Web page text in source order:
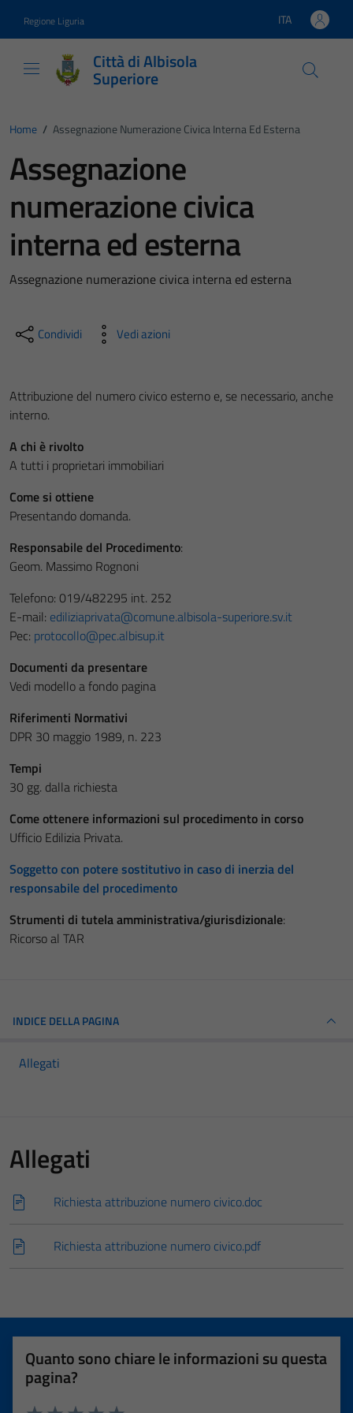
Regione Liguria Lingua attiva:
ITA
Città di Albisola
Superiore
Home / Assegnazione Numerazione Civica Interna Ed Esterna
Assegnazione
numerazione civica
interna ed esterna
Assegnazione numerazione civica interna ed esterna
Condividi Vedi azioni
Attribuzione del numero civico esterno e, se necessario, anche
interno.
A chi è rivolto
A tutti i proprietari immobiliari
Come si ottiene
Presentando domanda.
Responsabile del Procedimento:
Geom. Massimo Rognoni
Telefono: 019/482295 int. 252
E-mail: ediliziaprivata@comune.albisola-superiore.sv.it
Pec: protocollo@pec.albisup.it
Documenti da presentare
Vedi modello a fondo pagina
Riferimenti Normativi
DPR 30 maggio 1989, n. 223
Tempi
30 gg. dalla richiesta
Come ottenere informazioni sul procedimento in corso
Ufficio Edilizia Privata.
Soggetto con potere sostitutivo in caso di inerzia del
responsabile del procedimento
Strumenti di tutela amministrativa/giurisdizionale:
Ricorso al TAR
INDICE DELLA PAGINA
Allegati
Allegati
Richiesta attribuzione numero civico.doc
Richiesta attribuzione numero civico.pdf
Quanto sono chiare le informazioni su questa
pagina?